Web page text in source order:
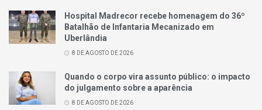
Hospital Madrecor recebe homenagem do 36º
Batalhão de Infantaria Mecanizado em
Uberlândia
8 DE AGOSTO DE 2026
Quando o corpo vira assunto público: o impacto
do julgamento sobre a aparência
8 DE AGOSTO DE 2026